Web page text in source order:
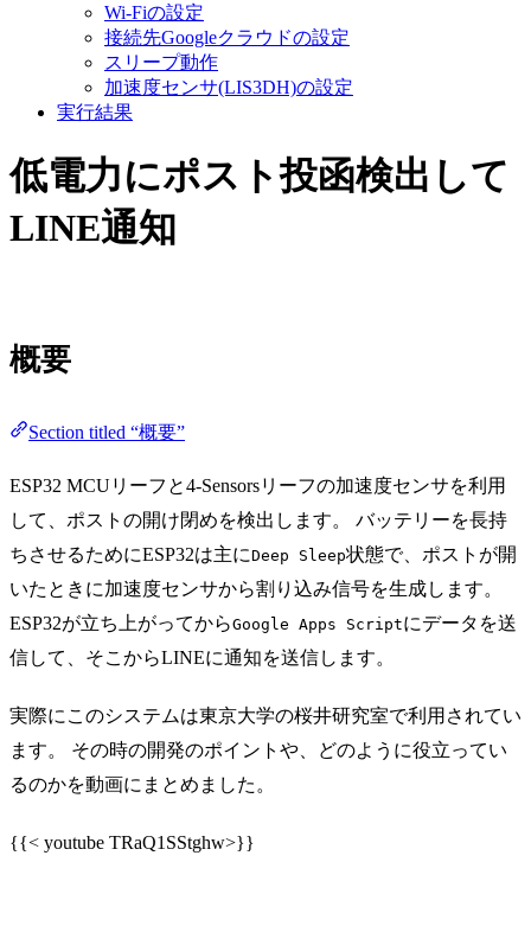
Wi-Fiの設定
接続先Googleクラウドの設定
スリープ動作
加速度センサ(LIS3DH)の設定
実行結果
低電力にポスト投函検出して
LINE通知
概要
Section titled “概要”
ESP32 MCUリーフと4-Sensorsリーフの加速度センサを利用
して、ポストの開け閉めを検出します。 バッテリーを長持
ちさせるためにESP32は主にDeep Sleep状態で、ポストが開
いたときに加速度センサから割り込み信号を生成します。
ESP32が立ち上がってからGoogle Apps Scriptにデータを送
信して、そこからLINEに通知を送信します。
実際にこのシステムは東京大学の桜井研究室で利用されてい
ます。 その時の開発のポイントや、どのように役立ってい
るのかを動画にまとめました。
{{< youtube TRaQ1SStghw>}}